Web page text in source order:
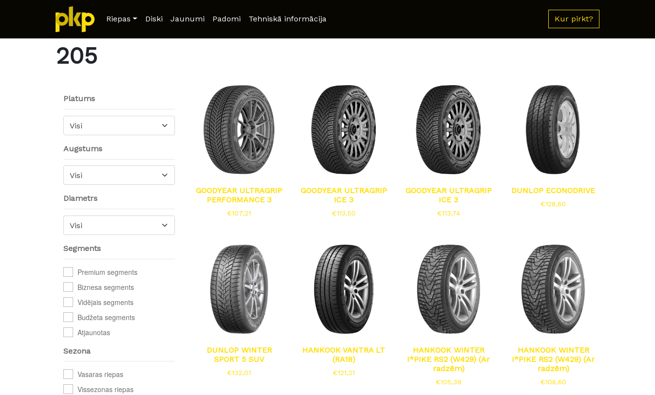
Riepas Diski Jaunumi Padomi Tehniskā informācija Kur pirkt?
Home/ Product Width /
205
GOODYEAR ULTRAGRIP
PERFORMANCE 3
€107,21
GOODYEAR ULTRAGRIP
ICE 3
€113,50
GOODYEAR ULTRAGRIP
ICE 3
€113,74
DUNLOP ECONODRIVE
€128,60
DUNLOP WINTER
SPORT 5 SUV
€132,01
HANKOOK VANTRA LT
(RA18)
€121,21
HANKOOK WINTER
I*PIKE RS2 (W429) (Ar
radzēm)
€105,39
HANKOOK WINTER
I*PIKE RS2 (W429) (Ar
radzēm)
€106,60
Platums
Visi
Augstums
Visi
Diametrs
Visi
Segments
Premium segments
Biznesa segments
Vidējais segments
Budžeta segments
Atjaunotas
Sezona
Vasaras riepas
Vissezonas riepas